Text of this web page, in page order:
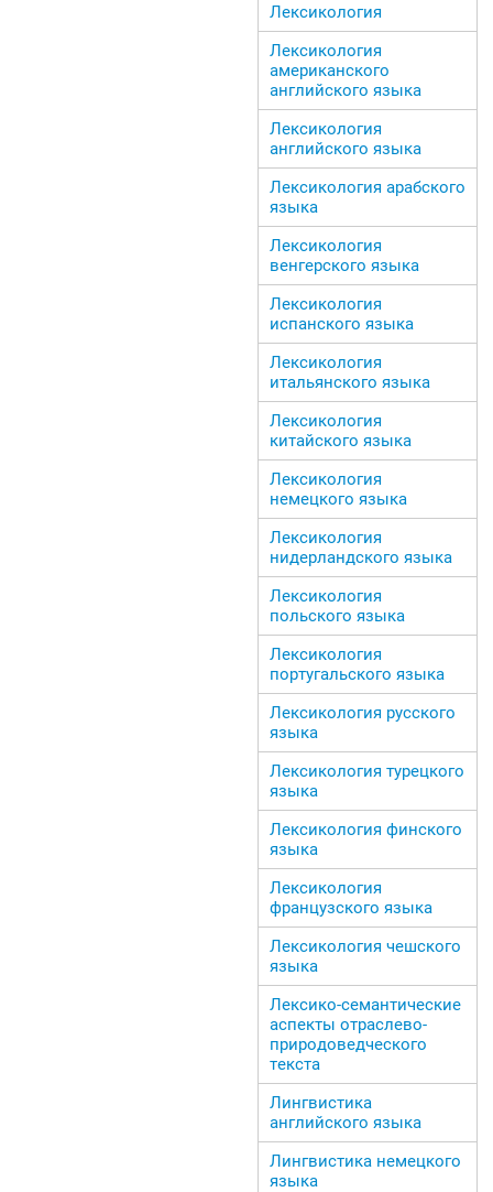
Лексикология
Лексикология
американского
английского языка
Лексикология
английского языка
Лексикология арабского
языка
Лексикология
венгерского языка
Лексикология
испанского языка
Лексикология
итальянского языка
Лексикология
китайского языка
Лексикология
немецкого языка
Лексикология
нидерландского языка
Лексикология
польского языка
Лексикология
португальского языка
Лексикология русского
языка
Лексикология турецкого
языка
Лексикология финского
языка
Лексикология
французского языка
Лексикология чешского
языка
Лексико-семантические
аспекты отраслево-
природоведческого
текста
Лингвистика
английского языка
Лингвистика немецкого
языка